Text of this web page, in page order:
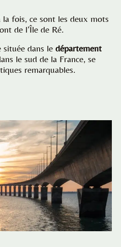
fois, ce sont les deux mots
de l’Île de Ré.
située dans le département
le sud de la France, se
remarquables.